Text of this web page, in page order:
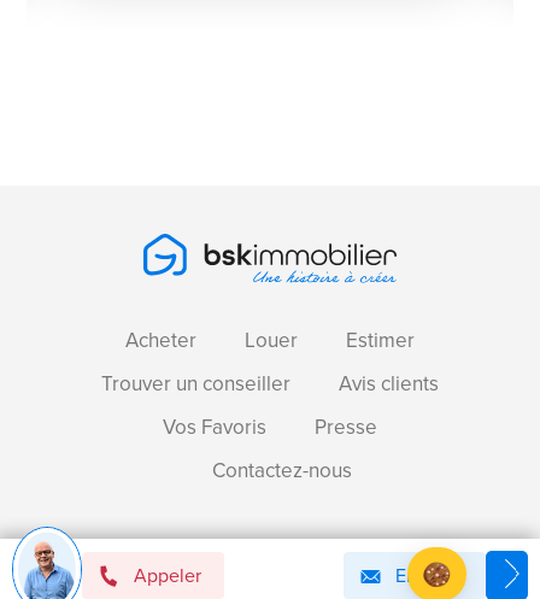
Appeler Email
Acheter Louer
Estimer
Trouver un conseiller
Avis clients
Vos Favoris
Presse
Contactez-nous
Devenir mandataire immobilier BSK !